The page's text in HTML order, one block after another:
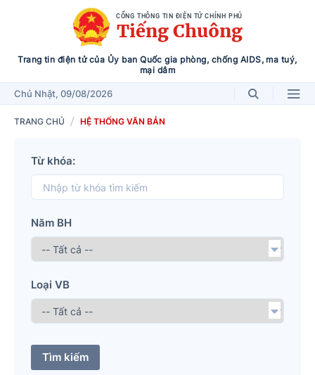
CỔNG THÔNG TIN ĐIỆN TỬ CHÍNH PHỦ
Tiếng Chuông
Trang tin điện tử của Ủy ban Quốc gia phòng, chống AIDS, ma tuý,
mại dâm
Chủ Nhật, 09/08/2026
TRANG CHỦ HỆ THỐNG VĂN BẢN
Từ khóa:
Năm BH
Loại VB
Tìm kiếm